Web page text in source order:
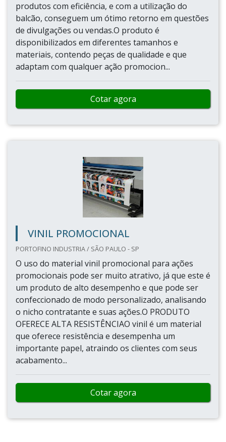
produtos com eficiência, e com a utilização do
balcão, conseguem um ótimo retorno em questões
de divulgações ou vendas.O produto é
disponibilizados em diferentes tamanhos e
materiais, contendo peças de qualidade e que
adaptam com qualquer ação promocion...
Cotar agora
VINIL PROMOCIONAL
PORTOFINO INDUSTRIA / SÃO PAULO - SP
O uso do material vinil promocional para ações
promocionais pode ser muito atrativo, já que este é
um produto de alto desempenho e que pode ser
confeccionado de modo personalizado, analisando
o nicho contratante e suas ações.O PRODUTO
OFERECE ALTA RESISTÊNCIAO vinil é um material
que oferece resistência e desempenha um
importante papel, atraindo os clientes com seus
acabamento...
Cotar agora